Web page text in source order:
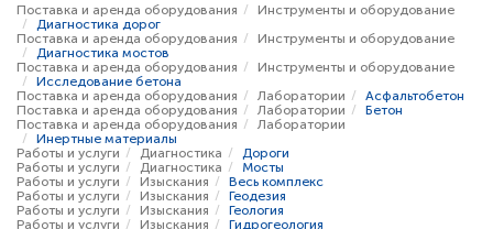
Поставка и аренда оборудования
Инструменты и оборудование
Диагностика дорог
Поставка и аренда оборудования
Инструменты и оборудование
Диагностика мостов
Поставка и аренда оборудования
Инструменты и оборудование
Исследование бетона
Поставка и аренда оборудования
Лаборатории
Асфальтобетон
Поставка и аренда оборудования
Лаборатории
Бетон
Поставка и аренда оборудования
Лаборатории
Инертные материалы
Работы и услуги
Диагностика
Дороги
Работы и услуги
Диагностика
Мосты
Работы и услуги
Изыскания
Весь комплекс
Работы и услуги
Изыскания
Геодезия
Работы и услуги
Изыскания
Геология
Работы и услуги
Изыскания
Гидрогеология